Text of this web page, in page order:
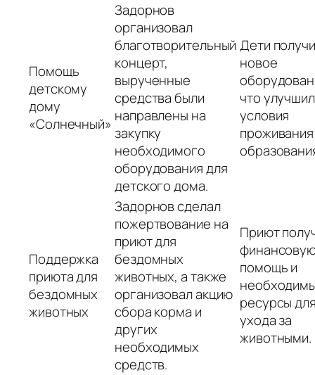
Помощь
детскому
дому
«Солнечный»
Задорнов
организовал
благотворительный
концерт,
вырученные
средства были
направлены на
закупку
необходимого
оборудования для
детского дома.
Дети
новое
что
условия
Поддержка
приюта для
бездомных
животных
Задорнов сделал
пожертвование на
приют для
бездомных
животных, а также
организовал акцию
сбора корма и
других
необходимых
средств.
Приют
помощь и
ресурсы
ухода за
животными.